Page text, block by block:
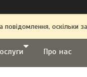
оскільки
Про нас